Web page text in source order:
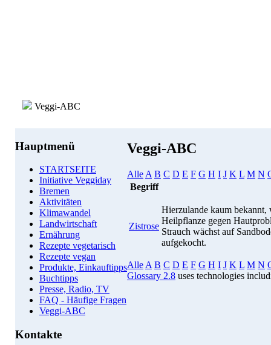
Veggi-ABC
Hauptmenü
STARTSEITE
Initiative Veggiday
Bremen
Aktivitäten
Klimawandel
Landwirtschaft
Ernährung
Rezepte vegetarisch
Rezepte vegan
Produkte, Einkauftipps
Buchtipps
Presse, Radio, TV
FAQ - Häufige Fragen
Veggi-ABC
Kontakte
Veggi-ABC
Alle A B C D E F G H I J K L M N
Begriff
Zistrose
Hierzulande kaum bekannt,
Heilpflanze gegen
Strauch wächst auf
aufgekocht.
Alle A B C D E F G H I J K L M N
Glossary 2.8 uses technologies